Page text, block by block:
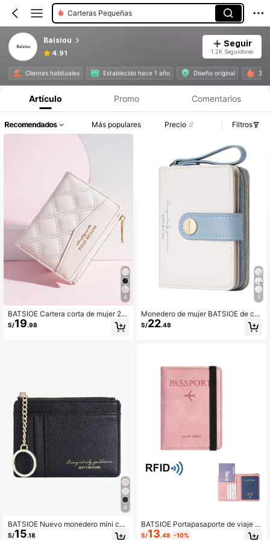
Carteras Pequeñas
Baisiou
4.91
Seguir
1.2K Seguidores
Clientes habituales Establecido hace 1 año Diseño original
Artículo Promo Comentarios
Recomendados Más populares Precio Filtros
4
BATSIOE Cartera corta de mujer 20
26 con bordado y empalme de TPU,
portacartas de estudiante, moneder
S/19.98
4
BATSIOE Nuevo monedero mini con
cremallera y múltiples ranuras para
S/15.18
5
Monedero de mujer BATSIOE de col
or liso, con gran capacidad y cierre
de cremallera, cartera minimalista d
S/22.48
BATSIOE Portapasaporte de viaje d
e tacto suave con banda elástica a
S/13.48 -10%